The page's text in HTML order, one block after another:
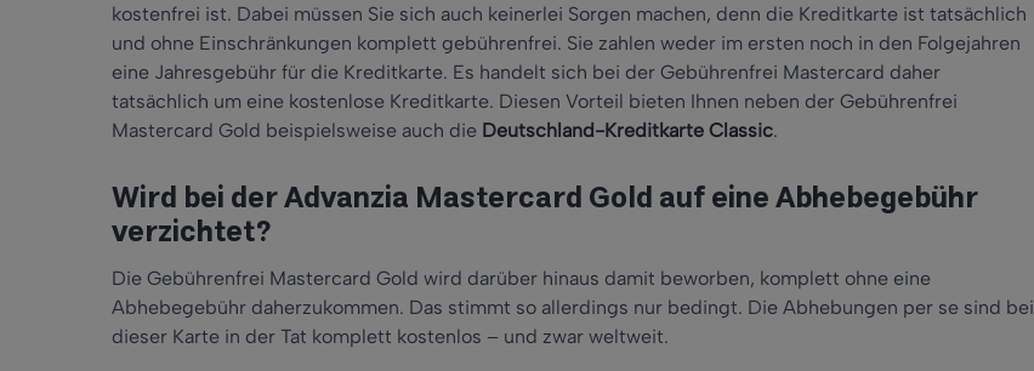
kostenfrei ist. Dabei müssen Sie sich auch keinerlei Sorgen machen, denn die Kreditkarte ist tatsächlich
und ohne Einschränkungen komplett gebührenfrei. Sie zahlen weder im ersten noch in den Folgejahren
eine Jahresgebühr für die Kreditkarte. Es handelt sich bei der Gebührenfrei Mastercard daher
tatsächlich um eine kostenlose Kreditkarte. Diesen Vorteil bieten Ihnen neben der Gebührenfrei
Mastercard Gold beispielsweise auch die Deutschland-Kreditkarte Classic.
Wird bei der Advanzia Mastercard Gold auf eine Abhebegebühr
verzichtet?
Die Gebührenfrei Mastercard Gold wird darüber hinaus damit beworben, komplett ohne eine
Abhebegebühr daherzukommen. Das stimmt so allerdings nur bedingt. Die Abhebungen per se sind bei
dieser Karte in der Tat komplett kostenlos – und zwar weltweit.